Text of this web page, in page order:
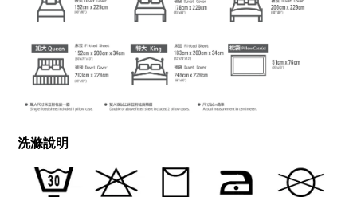
洗滌說明